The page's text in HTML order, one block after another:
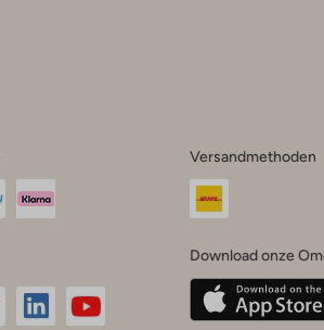
Versandmethoden
Download onze